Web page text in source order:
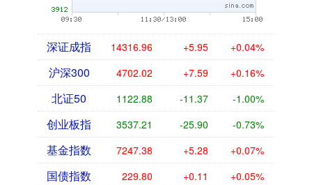
深证成指 14316.96 +5.95 +0.04%
沪深300 4702.02 +7.59 +0.16%
北证50 1122.88 -11.37 -1.00%
创业板指 3537.21 -25.90 -0.73%
基金指数 7247.38 +5.28 +0.07%
国债指数 229.80 +0.11 +0.05%